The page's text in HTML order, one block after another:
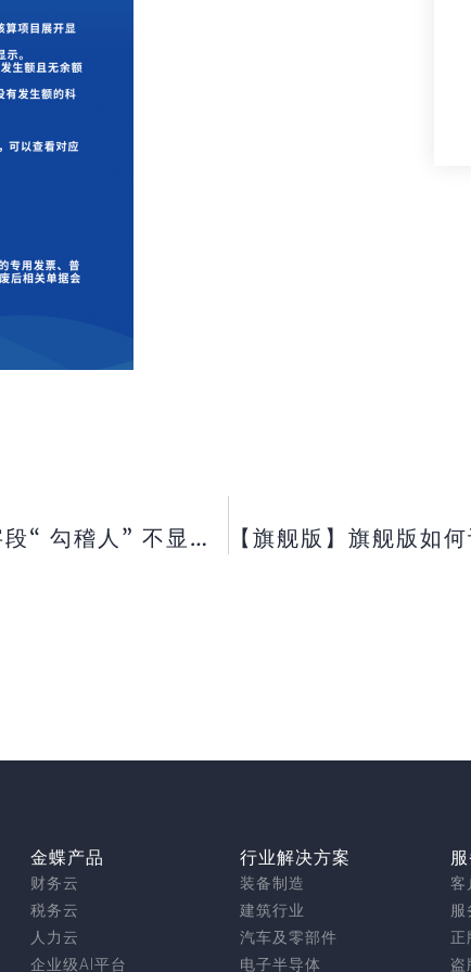
【旗舰版】旗舰版销售发票单据表尾字段“ 勾稽人” 不显示的几种原因？【专业版】专业版物料收发明细表内存在无数量有金额结存？【标准/ 迷你版】标准／ 迷你版凭证打印预览出现两条虚线？
金蝶产品
财务云
税务云
人力云
企业级AI平台
行业解决方案
装备制造
建筑行业
汽车及零部件
电子半导体
客
正
盗